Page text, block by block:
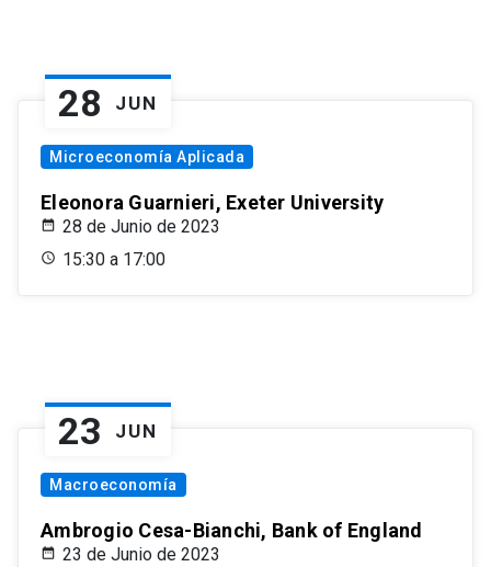
28 JUN
Microeconomía Aplicada
Eleonora Guarnieri, Exeter University
28 de Junio de 2023
15:30 a 17:00
23 JUN
Macroeconomía
Ambrogio Cesa-Bianchi, Bank of England
23 de Junio de 2023